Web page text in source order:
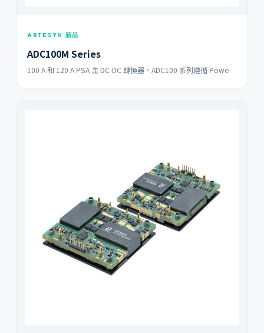
ARTESYN 新品
ADC100M Series
100 A 和 120 A PSA 主 DC-DC 轉換器。ADC100 系列遵循 Powe